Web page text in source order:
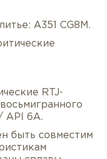
A351 CG8M.
RTJ-
API 6A.
быть совместим